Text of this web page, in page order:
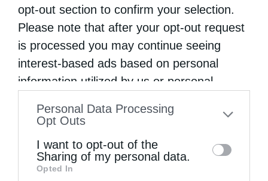
opt-out section to confirm your selection.
Please note that after your opt-out request
is processed you may continue seeing
interest-based ads based on personal
information utilized by us or personal
to your opt-out. You may separately opt-out
information by third parties on the IAB’s list
of downstream participants. This
Personal Data Processing
Opt Outs
I want to opt-out of the
Sharing of my personal data.
Opted In
μας δίδαξε ο Χριστός πολύ συχνά
αντιμετωπίζει την ειρωνεία των άλλων, όπως
συνέβη με τον απόστολο Παύλο και τον άγιο
Διονύσιο στον Άρειο Πάγο».
Στις ιερές ακολουθίες προσήλθαν ο
Αντιδήμαρχος Ορεστιάδος Γεώργιος
Καραγιάννης στον Εσπερινό και οι
Βουλευτές Έβρου Αναστάσιος Δημοσχάκης